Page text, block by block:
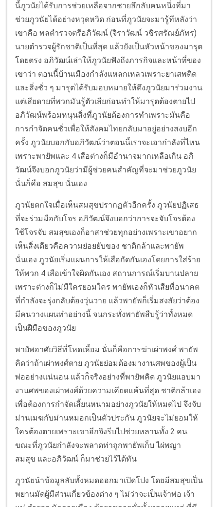
นี้ภูวนัยได้รับการช่วยเหลือจากชายลึกลับคนหนึ่งที่มา
ช่วยภูวนัยได้อย่างหวุดหวิด ก่อนที่ภูวนัยจะมารู้ทีหลังว่า
เขาคือ พลตำรวจตรีอภิวัฒน์ (จิราวัฒน์ วชิรศรัณย์ภัทร)
นายตำรวจผู้รักชาติเป็นที่สุด แล้วยังเป็นหัวหน้าของมารุต
โดยตรง อภิวัฒน์เล่าให้ภูวนัยฟังถึงภารกิจและหน้าที่ของ
เขาว่า ตอนนี้บ้านเมืองกำลังแหลกเหลวเพราะยาเสพติด
และสิ่งชั่ว ๆ มารุตได้รับมอบหมายให้ดึงภูวนัยมาร่วมงาน
แต่เสียดายที่พวกมันรู้ตัวเสียก่อนทำให้มารุตต้องตายไป
อภิวัฒน์พร้อมหนุนสิ่งที่ภูวนัยต้องการทำเพราะมันคือ
การกำจัดคนชั่วเพื่อให้สังคมไทยกลับมาอยู่อย่างสงบอีก
ครั้ง ภูวนัยบอกกับอภิวัฒน์ว่าตอนนี้เราจะเอากำลังที่ไหน
เพราะพายัพและ 4 เสือต่างก็มีอำนาจมากเหลือเกิน อภิ
วัฒน์จึงบอกภูวนัยว่ามีผู้ช่วยคนสำคัญที่จะมาช่วยภูวนัย
นั่นก็คือ สมสุข นั่นเอง
ภูวนัยตกใจเมื่อเห็นสมสุขปรากฏตัวอีกครั้ง ภูวนัยปฏิเสธ
ที่จะร่วมมือกับโจร อภิวัฒน์จึงบอกว่าการจะจับโจรต้อง
ใช้โจรจับ สมสุขเองก็อาสาช่วยทุกอย่างเพราะเขาอยาก
เห็นสิ่งเดียวคือความย่อยยับของ ชาติกล้าและพายัพ
นั่นเอง ภูวนัยเริ่มแผนการให้เสือกัดกันเองโดยการใส่ร้าย
ให้พวก 4 เสือเข้าใจผิดกันเอง สถานการณ์เริ่มบานปลาย
เพราะต่างก็ไม่มีใครยอมใคร พายัพเองก็หัวเสียที่อนาคต
ที่กำลังจะรุ่งกลับต้องวุ่นวาย แล้วพายัพก็เริ่มสงสัยว่าต้อง
มีคนวางแผนทำอย่างนี้ จนกระทั่งพายัพสืบรู้ว่าทั้งหมด
เป็นฝีมือของภูวนัย
พายัพอาศัยวิธีที่โหดเหี้ยม นั่นก็คือการฆ่าเผ่าพงศ์ พายัพ
คิดว่าถ้าเผ่าพงศ์ตาย ภูวนัยย่อมต้องมางานศพของผู้เป็น
พ่ออย่างแน่นอน แล้วก็จริงอย่างที่พายัพคิด ภูวนัยแอบมา
งานศพของเผ่าพงศ์ด้วยความเคียดแค้นที่สุด ชาติกล้าเอง
เพื่อต้องการกำจัดเสี้ยนหนามอย่างภูวนัยให้หมดไป จึงจับ
ม่านเมฆกับม่านหมอกเป็นตัวประกัน ภูวนัยจะไม่ยอมให้
ใครต้องตายเพราะเขาอีกจึงรีบไปช่วยหลานทั้ง 2 คน
ขณะที่ภูวนัยกำลังจะพลาดท่าถูกพายัพเก็บ ไผ่พญา
สมสุข และอภิวัฒน์ ก็มาช่วยไว้ได้ทัน
ภูวนัยนำข้อมูลลับทั้งหมดออกมาเปิดโปง โดยมีสมสุขเป็น
พยานมัดผู้มีส่วนเกี่ยวข้องต่าง ๆ ไม่ว่าจะเป็นเจ้าพ่อ เจ้า